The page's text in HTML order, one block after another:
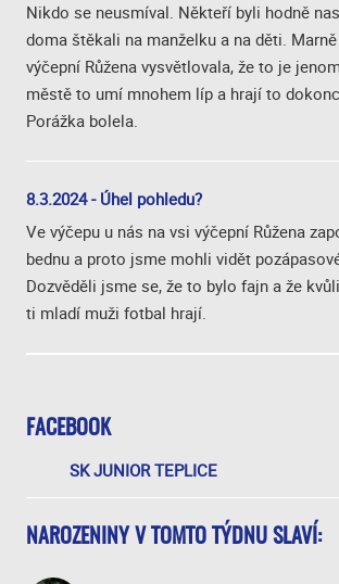
FACEBOOK
SK JUNIOR TEPLICE
NAROZENINY V TOMTO TÝDNU SLAVÍ:
Nikdo se neusmíval. Někteří byli hodně
doma štěkali na manželku a na děti.
výčepní Růžena vysvětlovala, že to je
městě to umí mnohem líp a hrají to
Porážka bolela.
8.3.2024 - Úhel pohledu?
Ve výčepu u nás na vsi výčepní Růžena
bednu a proto jsme mohli vidět
Dozvěděli jsme se, že to bylo fajn a že
ti mladí muži fotbal hrají.